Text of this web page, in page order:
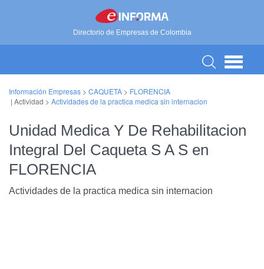
Directorio de Empresas de Colombia
Información Empresas > CAQUETA > FLORENCIA
| Actividad > Actividades de la practica medica sin internacion
Unidad Medica Y De Rehabilitacion
Integral Del Caqueta S A S en
FLORENCIA
Actividades de la practica medica sin internacion